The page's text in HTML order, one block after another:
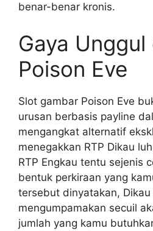
benar-benar kronis.
Gaya
Poison Eve
Slot gambar Poison Eve
urusan berbasis payline
mengangkat alternatif
menegakkan RTP Dikau
RTP Engkau tentu sejenis
bentuk perkiraan yang
tersebut dinyatakan, Dikau
mengumpamakan secuil
jumlah yang kamu